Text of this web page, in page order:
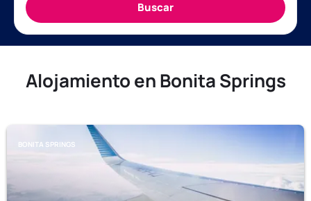
Alojamiento en Bonita Springs
BONITA SPRINGS